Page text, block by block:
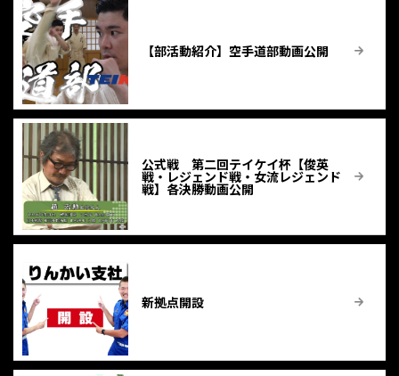
【部活動紹介】空手道部動画公開
公式戦 第二回テイケイ杯【俊英
戦・レジェンド戦・女流レジェンド
戦】各決勝動画公開
新拠点開設